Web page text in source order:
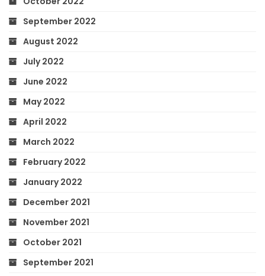
September 2022
August 2022
July 2022
June 2022
May 2022
April 2022
March 2022
February 2022
January 2022
December 2021
November 2021
October 2021
September 2021